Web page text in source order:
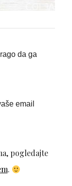
da ga
email
pogledajte
.